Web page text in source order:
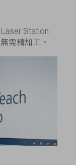
Station
需精加工。